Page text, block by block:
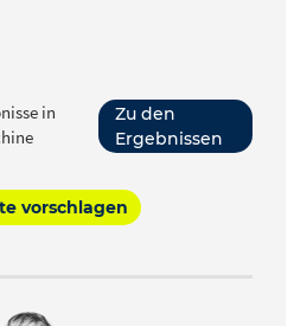
in
Zu den
Ergebnissen
vorschlagen